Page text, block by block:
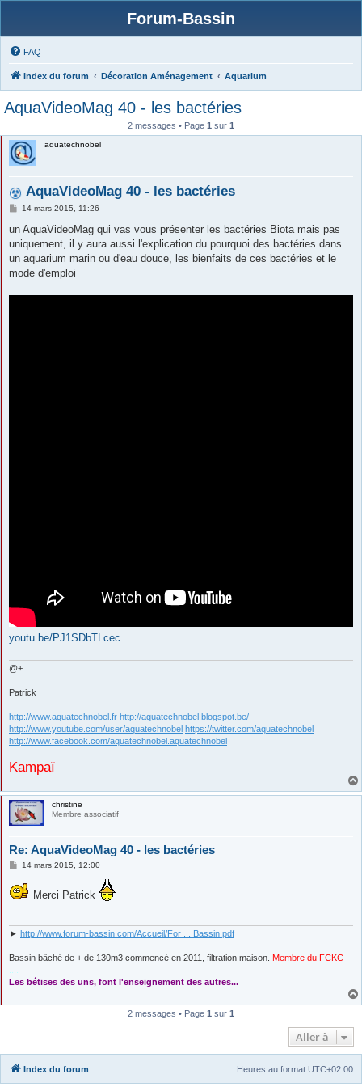
Forum-Bassin
FAQ
Index du forum Décoration Aménagement Aquarium
AquaVideoMag 40 - les bactéries
2 messages • Page 1 sur 1
aquatechnobel
AquaVideoMag 40 - les bactéries
M
s
a
g
14 mars 2015, 11:26
un AquaVideoMag qui vas vous présenter les bactéries Biota mais pas
uniquement, il y aura aussi l'explication du pourquoi des bactéries dans
un aquarium marin ou d'eau douce, les bienfaits de ces bactéries et le
mode d'emploi
youtu.be/PJ1SDbTLcec
@+
Patrick
http://www.aquatechnobel.fr http://aquatechnobel.blogspot.be/
http://www.youtube.com/user/aquatechnobel https://twitter.com/aquatechnobel
http://www.facebook.com/aquatechnobel.aquatechnobel
Kampaï
christine
Membre associatif
Re: AquaVideoMag 40 - les bactéries
M
s
s
14 mars 2015, 12:00
Merci Patrick
► http://www.forum-bassin.com/Accueil/For ... Bassin.pdf
Bassin bâché de + de 130m3 commencé en 2011, filtration maison. Membre du FCKC
Les bétises des uns, font l'enseignement des autres...
2 messages • Page 1 sur 1
Aller à
Index du forum Heures au format UTC+02:00